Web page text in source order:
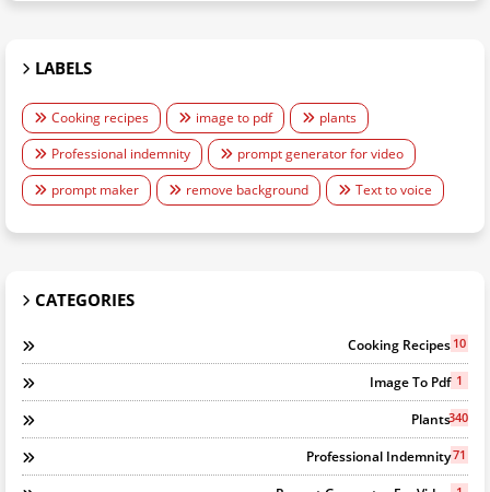
LABELS
Cooking recipes image to pdf
plants
Professional indemnity
prompt generator for video
prompt maker
remove background Text to voice
CATEGORIES
Cooking Recipes 10
Image To Pdf 1
Plants340
Professional Indemnity71